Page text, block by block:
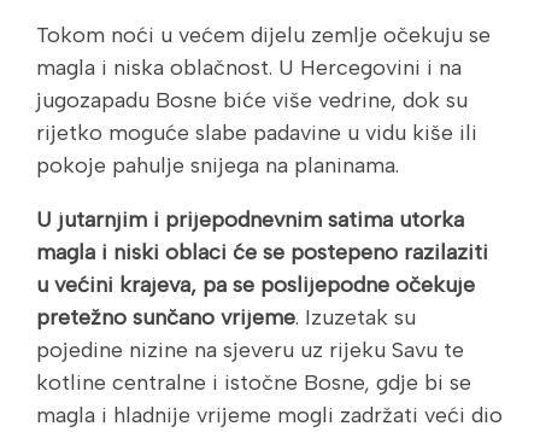
Tokom noći u većem dijelu zemlje očekuju se
magla i niska oblačnost. U Hercegovini i na
jugozapadu Bosne biće više vedrine, dok su
rijetko moguće slabe padavine u vidu kiše ili
pokoje pahulje snijega na planinama.
U jutarnjim i prijepodnevnim satima utorka
magla i niski oblaci će se postepeno razilaziti
u većini krajeva, pa se poslijepodne očekuje
pretežno sunčano vrijeme. Izuzetak su
pojedine nizine na sjeveru uz rijeku Savu te
kotline centralne i istočne Bosne, gdje bi se
magla i hladnije vrijeme mogli zadržati veći dio